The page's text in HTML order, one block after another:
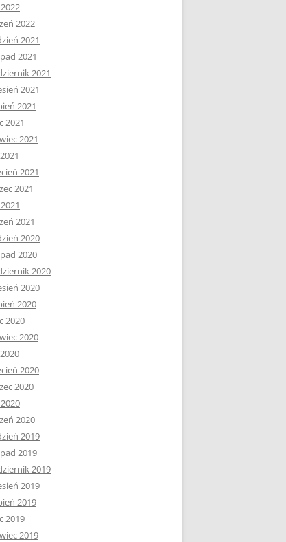
2022
2021
2021
2021
2021
2021
2021
2021
2021
2021
2021
2020
2020
2020
2020
2020
2020
2020
2020
2020
2020
2019
2019
2019
2019
2019
2019
2019